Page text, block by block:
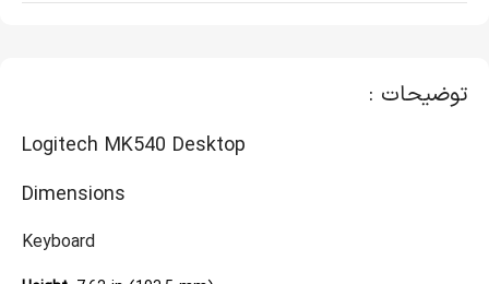
توضیحات :
Logitech MK540 Desktop
Dimensions
Keyboard